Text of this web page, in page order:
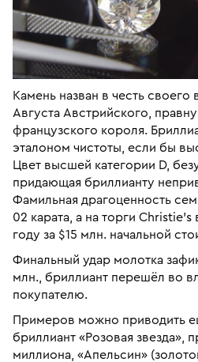
Камень назван в честь
Августа Австрийского,
французского короля.
эталоном чистоты, если бы
Цвет высшей категории D,
придающая бриллианту
Фамильная драгоценность
02 карата, а на торги Christie’s
году за $15 млн. начальной
Финальный удар молотка
млн., бриллиант перешёл во
покупателю.
Примеров можно приводить
бриллиант «Розовая звезда»,
миллиона, «Апельсин»